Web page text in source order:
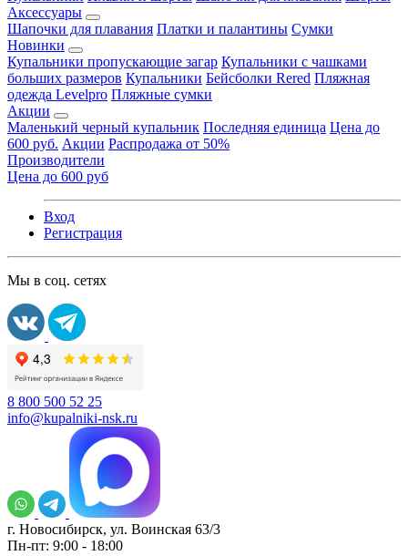
Аксессуары
Шапочки для плавания Платки и палантины Сумки
Новинки
Купальники пропускающие загар Купальники с чашками
больших размеров Купальники Бейсболки Rered Пляжная
одежда Levelpro Пляжные сумки
Акции
Маленький черный купальник Последняя единица Цена до
600 руб. Акции Распродажа от 50%
Производители
Цена до 600 руб
Вход
Регистрация
Мы в соц. сетях
8 800 500 52 25
info@kupalniki-nsk.ru
г. Новосибирск, ул. Воинская 63/3
Пн-пт: 9:00 - 18:00